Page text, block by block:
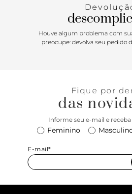
Houve algum problema com
preocupe: devolva seu pedido
Fique por
das
Informe seu e-mail e receba
Feminino
E-mail*